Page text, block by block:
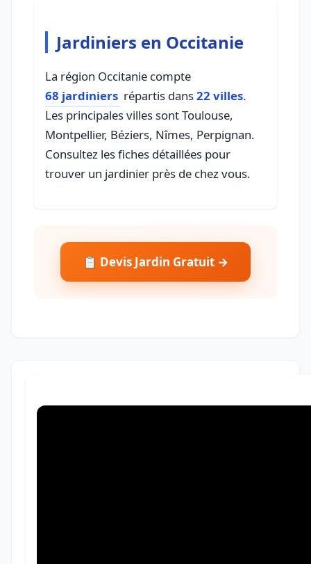
Jardiniers en Occitanie
La région Occitanie compte
68 jardiniers répartis dans22 villes.
Les principales villes sont Toulouse,
Montpellier, Béziers, Nîmes, Perpignan.
Consultez les fiches détaillées pour
trouver un jardinier près de chez vous.
📋 Devis Jardin Gratuit →